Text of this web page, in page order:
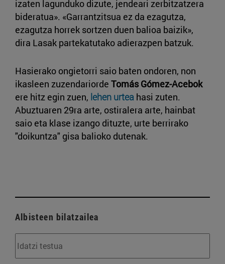
izaten lagunduko dizute, jendeari zerbitzatzera
bideratua». «Garrantzitsua ez da ezagutza,
ezagutza horrek sortzen duen balioa baizik»,
dira Lasak partekatutako adierazpen batzuk.
Hasierako ongietorri saio baten ondoren, non
ikasleen zuzendariorde Tomás Gómez-Acebok
ere hitz egin zuen, lehen urtea hasi zuten.
Abuztuaren 29ra arte, ostiralera arte, hainbat
saio eta klase izango dituzte, urte berrirako
"doikuntza" gisa balioko dutenak.
Albisteen bilatzailea